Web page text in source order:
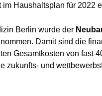
Haushaltsplan für 2022
Berlin wurde der
Damit sind die
Gesamtkosten von
zukunfts- und